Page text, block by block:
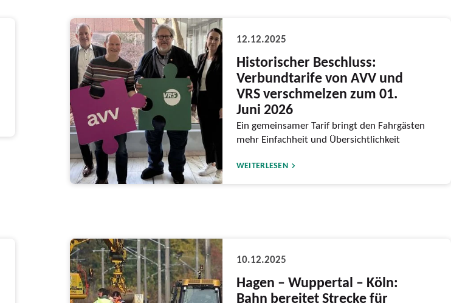
12.12.2025
Historischer Beschluss:
Verbundtarife von AVV und
VRS verschmelzen zum 01.
Juni 2026
Ein gemeinsamer Tarif bringt den Fahrgästen
mehr Einfachheit und Übersichtlichkeit
WEITERLESEN
10.12.2025
Hagen – Wuppertal – Köln:
Bahn bereitet Strecke für